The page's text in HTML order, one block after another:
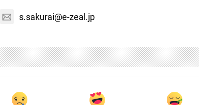
s.sakurai@e-zeal.jp